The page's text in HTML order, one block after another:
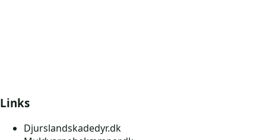
Links
Djurslandskadedyr.dk